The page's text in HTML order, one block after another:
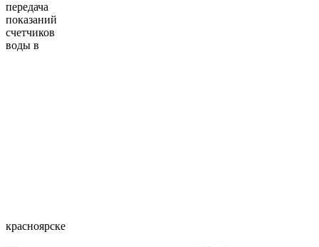
передача
показаний
счетчиков
воды в
красноярске